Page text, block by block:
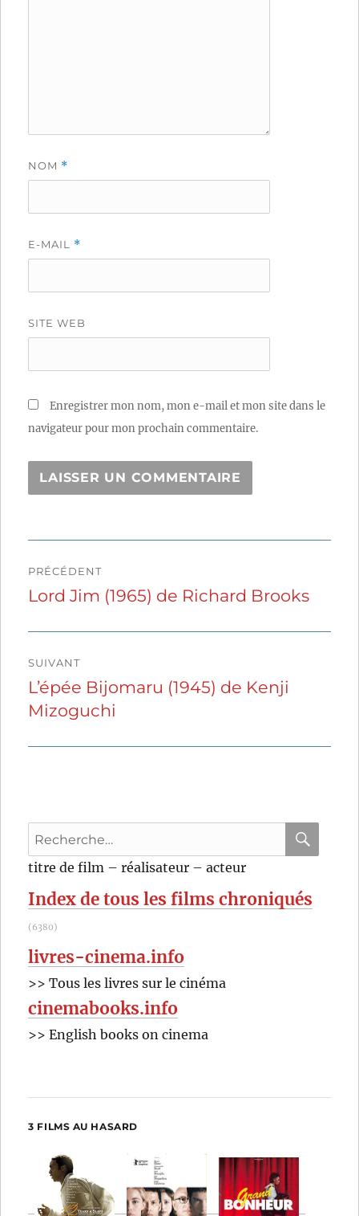
NOM *
E-MAIL *
SITE WEB
Enregistrer mon nom, mon e-mail et mon site dans le
navigateur pour mon prochain commentaire.
de
PRÉCÉDENT
Publication
Lord Jim (1965) de Richard Brooks
SUIVANT
Publication
suivante :
L’épée Bijomaru (1945) de Kenji
Mizoguchi
Recherche
pour
:
titre de film – réalisateur – acteur
Index de tous les films chroniqués
(6380)
livres-cinema.info
>> Tous les livres sur le cinéma
cinemabooks.info
>> English books on cinema
3 FILMS AU HASARD